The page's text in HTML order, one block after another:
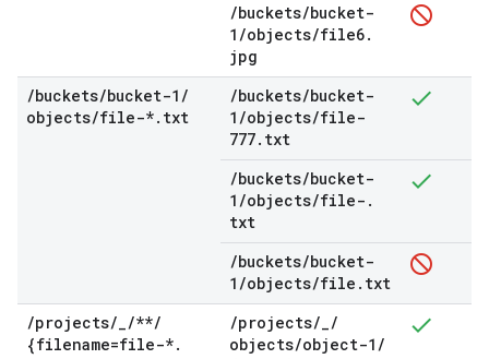
/buckets/bucket-
1 /objects/file6.
jpg
/buckets/bucket-1 /
objects/file-*. txt
/buckets/bucket-
1 /objects/file-
777. txt
/buckets/bucket-
1 /objects/file- .
txt
/buckets/bucket-
1 /objects/file . txt
/projects/_/**/
{filename=file-*.
/projects/_/
objects/object-1 /